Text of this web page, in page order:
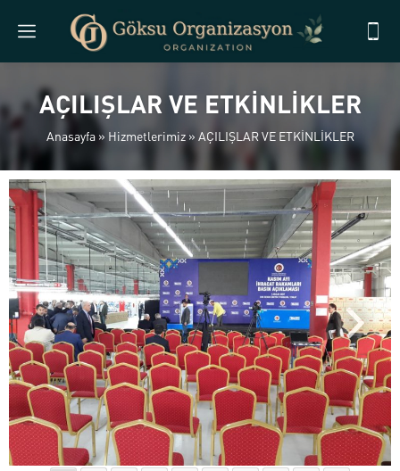
AÇILIŞLAR VE ETKİNLİKLER
Anasayfa» Hizmetlerimiz» AÇILIŞLAR VE ETKİNLİKLER